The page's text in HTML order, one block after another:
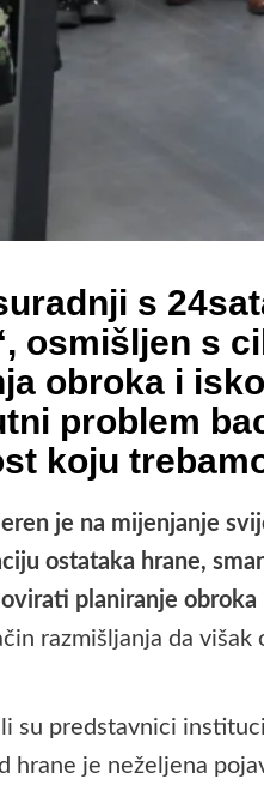
s
, osmišljen s
obroka i
problem
koju
je na mijenjanje
ostataka hrane,
planiranje
razmišljanja da
su predstavnici
hrane je neželjena